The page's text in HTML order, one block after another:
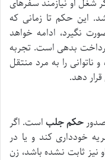
شغل او نیازمند سفرهای
این حکم تا زمانی که
نگیرد، ادامه خواهد
بدهی است. تجربه
را به مرد منتقل
دهد.
حکم جلباست. اگر
خودداری کند و یا در
نیز ثابت نشده باشد، زن